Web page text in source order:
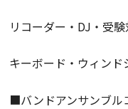
リコーダー・DJ・受
キーボード・ウィン
■バンドアンサンブル